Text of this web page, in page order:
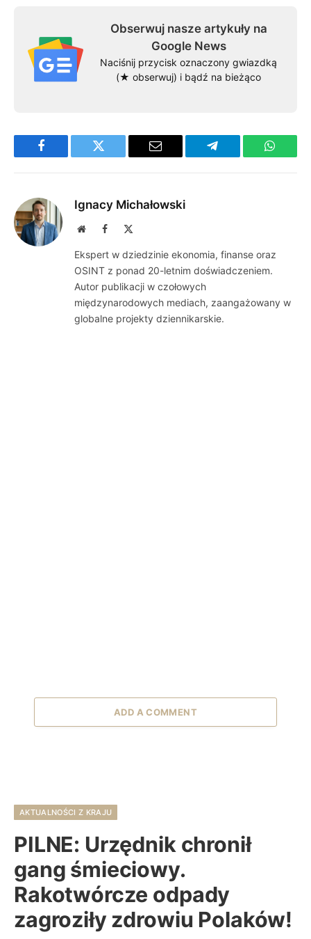
Obserwuj nasze artykuły na
Google News
Naciśnij przycisk oznaczony gwiazdką
(★ obserwuj) i bądź na bieżąco
Facebook Twitter Email Telegram
Ignacy Michałowski
WebsiteFacebook
Ekspert w dziedzinie ekonomia, finanse oraz
OSINT z ponad 20-letnim doświadczeniem.
Autor publikacji w czołowych
międzynarodowych mediach, zaangażowany w
globalne projekty dziennikarskie.
ADD A COMMENT
AKTUALNOŚCI Z KRAJU
PILNE: Urzędnik chronił
gang śmieciowy.
Rakotwórcze odpady
zagroziły zdrowiu Polaków!